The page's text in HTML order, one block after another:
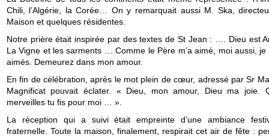
Chili, l’Algérie, la Corée… On y remarquait aussi M. Ska,
Maison et quelques résidentes.
Notre prière était inspirée par des textes de St Jean : …. Dieu est
La Vigne et les sarments … Comme le Père m’a aimé, moi aussi, je
aimés. Demeurez dans mon amour.
En fin de célébration, après le mot plein de cœur, adressé par Sr
Magnificat pouvait éclater. « Dieu, mon amour, Dieu ma joie.
merveilles tu fis pour moi … ».
La réception qui a suivi était empreinte d’une ambiance
fraternelle. Toute la maison, finalement, respirait cet air de fête :